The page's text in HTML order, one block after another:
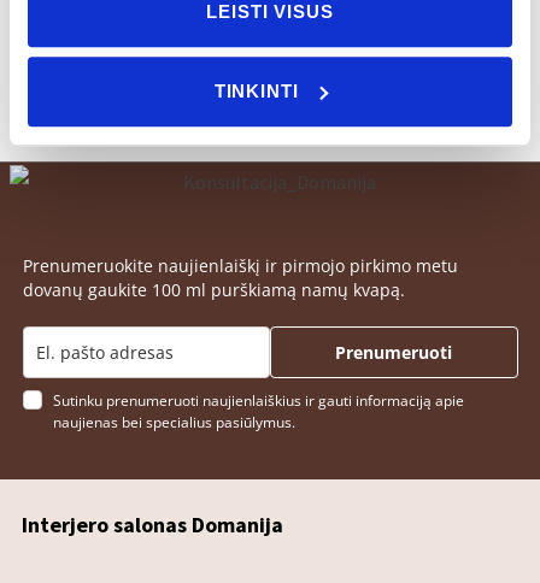
LEISTI VISUS
TINKINTI
Prenumeruokite naujienlaiškį ir pirmojo pirkimo metu
dovanų gaukite 100 ml purškiamą namų kvapą.
Sutinku prenumeruoti naujienlaiškius ir gauti informaciją apie
naujienas bei specialius pasiūlymus.
Prenumeruoti
Interjero salonas Domanija